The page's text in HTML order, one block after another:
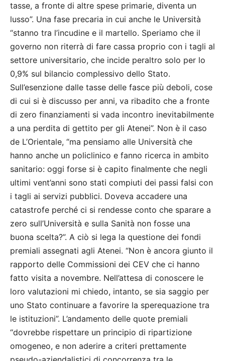
tasse, a fronte di altre spese primarie, diventa un
lusso”. Una fase precaria in cui anche le Università
“stanno tra l’incudine e il martello. Speriamo che il
governo non riterrà di fare cassa proprio con i tagli al
settore universitario, che incide peraltro solo per lo
0,9% sul bilancio complessivo dello Stato.
Sull’esenzione dalle tasse delle fasce più deboli, cose
di cui si è discusso per anni, va ribadito che a fronte
di zero finanziamenti si vada incontro inevitabilmente
a una perdita di gettito per gli Atenei”. Non è il caso
de L’Orientale, “ma pensiamo alle Università che
hanno anche un policlinico e fanno ricerca in ambito
sanitario: oggi forse si è capito finalmente che negli
ultimi vent’anni sono stati compiuti dei passi falsi con
i tagli ai servizi pubblici. Doveva accadere una
catastrofe perché ci si rendesse conto che sparare a
zero sull’Università e sulla Sanità non fosse una
buona scelta?”. A ciò si lega la questione dei fondi
premiali assegnati agli Atenei. “Non è ancora giunto il
rapporto delle Commissioni dei CEV che ci hanno
fatto visita a novembre. Nell’attesa di conoscere le
loro valutazioni mi chiedo, intanto, se sia saggio per
uno Stato continuare a favorire la sperequazione tra
le istituzioni”. L’andamento delle quote premiali
“dovrebbe rispettare un principio di ripartizione
omogeneo, e non aderire a criteri prettamente